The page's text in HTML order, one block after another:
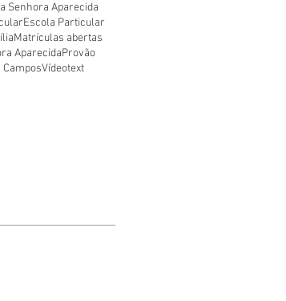
Senhora Aparecida
Escola Particular
Matrículas abertas
AparecidaProvão
CamposVídeotext